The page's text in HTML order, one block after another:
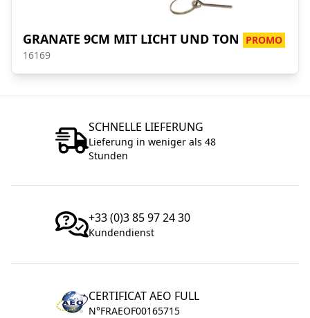
GRANATE 9CM MIT LICHT UND TON
PROMO
16169
SCHNELLE LIEFERUNG
Lieferung in weniger als 48
Stunden
+33 (0)3 85 97 24 30
Kundendienst
CERTIFICAT AEO FULL
N°FRAEOF00165715